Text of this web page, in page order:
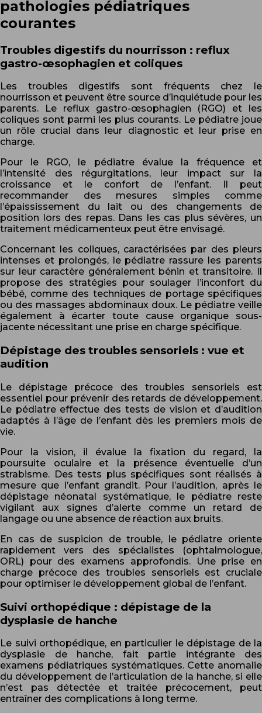
pathologies pédiatriques
courantes
Troubles digestifs du nourrisson : reflux
gastro-œsophagien et coliques
Les troubles digestifs sont fréquents chez le
nourrisson et peuvent être source d’inquiétude pour les
parents. Le reflux gastro-œsophagien (RGO) et les
coliques sont parmi les plus courants. Le pédiatre joue
un rôle crucial dans leur diagnostic et leur prise en
charge.
Pour le RGO, le pédiatre évalue la fréquence et
l’intensité des régurgitations, leur impact sur la
croissance et le confort de l’enfant. Il peut
recommander des mesures simples comme
l’épaississement du lait ou des changements de
position lors des repas. Dans les cas plus sévères, un
traitement médicamenteux peut être envisagé.
Concernant les coliques, caractérisées par des pleurs
intenses et prolongés, le pédiatre rassure les parents
sur leur caractère généralement bénin et transitoire. Il
propose des stratégies pour soulager l’inconfort du
bébé, comme des techniques de portage spécifiques
ou des massages abdominaux doux. Le pédiatre veille
également à écarter toute cause organique sous-
jacente nécessitant une prise en charge spécifique.
Dépistage des troubles sensoriels : vue et
audition
Le dépistage précoce des troubles sensoriels est
essentiel pour prévenir des retards de développement.
Le pédiatre effectue des tests de vision et d’audition
adaptés à l’âge de l’enfant dès les premiers mois de
vie.
Pour la vision, il évalue la fixation du regard, la
poursuite oculaire et la présence éventuelle d’un
strabisme. Des tests plus spécifiques sont réalisés à
mesure que l’enfant grandit. Pour l’audition, après le
dépistage néonatal systématique, le pédiatre reste
vigilant aux signes d’alerte comme un retard de
langage ou une absence de réaction aux bruits.
En cas de suspicion de trouble, le pédiatre oriente
rapidement vers des spécialistes (ophtalmologue,
ORL) pour des examens approfondis. Une prise en
charge précoce des troubles sensoriels est cruciale
pour optimiser le développement global de l’enfant.
Suivi orthopédique : dépistage de la
dysplasie de hanche
Le suivi orthopédique, en particulier le dépistage de la
dysplasie de hanche, fait partie intégrante des
examens pédiatriques systématiques. Cette anomalie
du développement de l’articulation de la hanche, si elle
n’est pas détectée et traitée précocement, peut
entraîner des complications à long terme.